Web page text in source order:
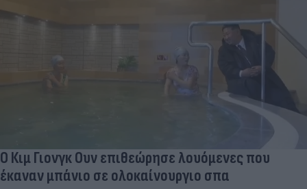
Ο Κιμ Γιονγκ Ουν επιθεώρησε λουόμενες που
έκαναν μπάνιο σε ολοκαίνουργιο σπα